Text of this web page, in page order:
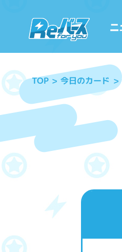
TOP 今日のカード